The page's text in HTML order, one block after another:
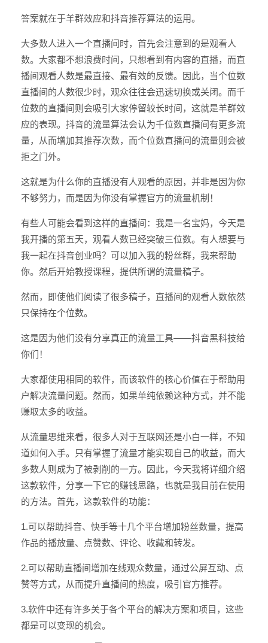
答案就在于羊群效应和抖音推荐算法的运用。
大多数人进入一个直播间时，首先会注意到的是观看人
数。大家都不想浪费时间，只想看到有内容的直播，而直
播间观看人数是最直接、最有效的反馈。因此，当个位数
直播间的人数很少时，观众往往会迅速切换或关闭。而千
位数的直播间则会吸引大家停留较长时间，这就是羊群效
应的表现。抖音的流量算法会认为千位数直播间有更多流
量，从而增加其推荐次数，而个位数直播间的流量则会被
拒之门外。
这就是为什么你的直播没有人观看的原因，并非是因为你
不够努力，而是因为你没有掌握官方的流量机制！
有些人可能会看到这样的直播间：我是一名宝妈，今天是
我开播的第五天，观看人数已经突破三位数。有人想要与
我一起在抖音创业吗？可以加入我的粉丝群，我来帮助
你。然后开始教授课程，提供所谓的流量稿子。
然而，即使他们阅读了很多稿子，直播间的观看人数依然
只保持在个位数。
这是因为他们没有分享真正的流量工具——抖音黑科技给
你们！
大家都使用相同的软件，而该软件的核心价值在于帮助用
户解决流量问题。然而，如果单纯依赖这种方式，并不能
赚取太多的收益。
从流量思维来看，很多人对于互联网还是小白一样，不知
道如何入手。只有掌握了流量才能实现自己的收益，而大
多数人则成为了被剥削的一方。因此，今天我将详细介绍
这款软件，分享一下它的赚钱思路，也就是我目前在使用
的方法。首先，这款软件的功能：
1.可以帮助抖音、快手等十几个平台增加粉丝数量，提高
作品的播放量、点赞数、评论、收藏和转发。
2.可以帮助直播间增加在线观众数量，通过公屏互动、点
赞等方式，从而提升直播间的热度，吸引官方推荐。
3.软件中还有许多关于各个平台的解决方案和项目，这些
都是可以变现的机会。